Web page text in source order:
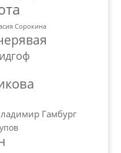
Сорокина
Гамбург